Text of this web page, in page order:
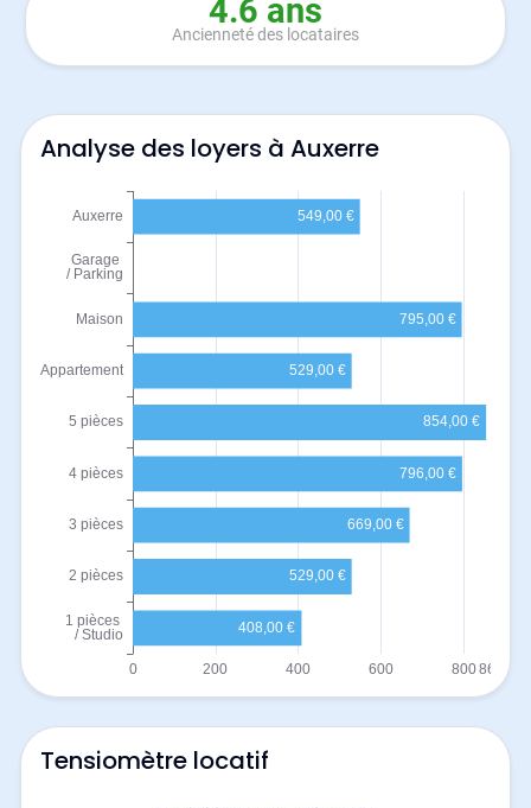
4.6 ans
Ancienneté des locataires
Analyse des loyers à Auxerre
Tensiomètre locatif